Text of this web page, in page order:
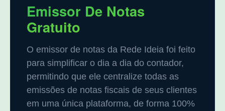
Emissor De Notas
Gratuito
O emissor de notas da Rede Ideia foi feito
para simplificar o dia a dia do contador,
permitindo que ele centralize todas as
emissões de notas fiscais de seus clientes
em uma única plataforma, de forma 100%